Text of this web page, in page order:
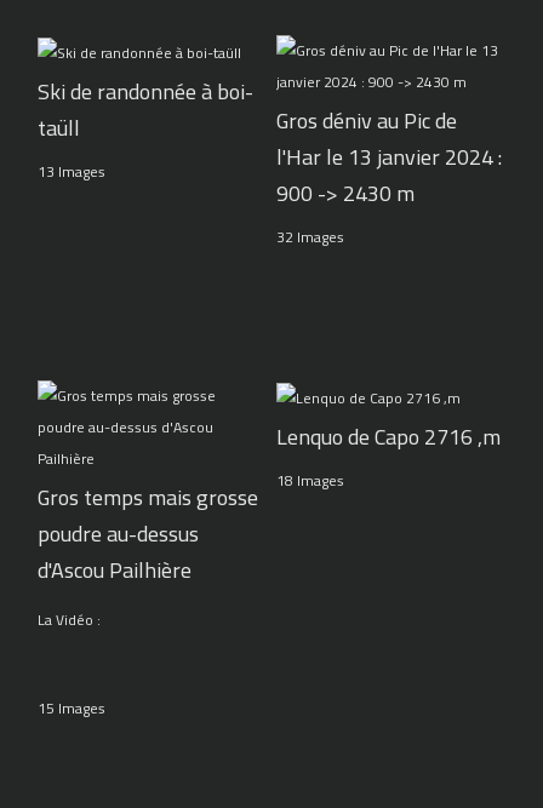
Ski de randonnée à boi-
taüll
13 Images
Gros déniv au Pic de
l'Har le 13 janvier 2024 :
900 -> 2430 m
32 Images
Gros temps mais grosse
poudre au-dessus
d'Ascou Pailhière
La Vidéo :
15 Images
Lenquo de Capo 2716 ,m
18 Images